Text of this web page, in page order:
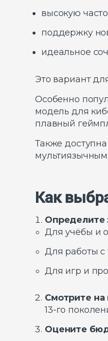
высокую
поддержку
идеальное
Это вариант
Особенно
модель для
плавный
Также
Как
Определите
Для учёбы и
Для работы
Для игр и
Смотрите на
13-го
Оцените